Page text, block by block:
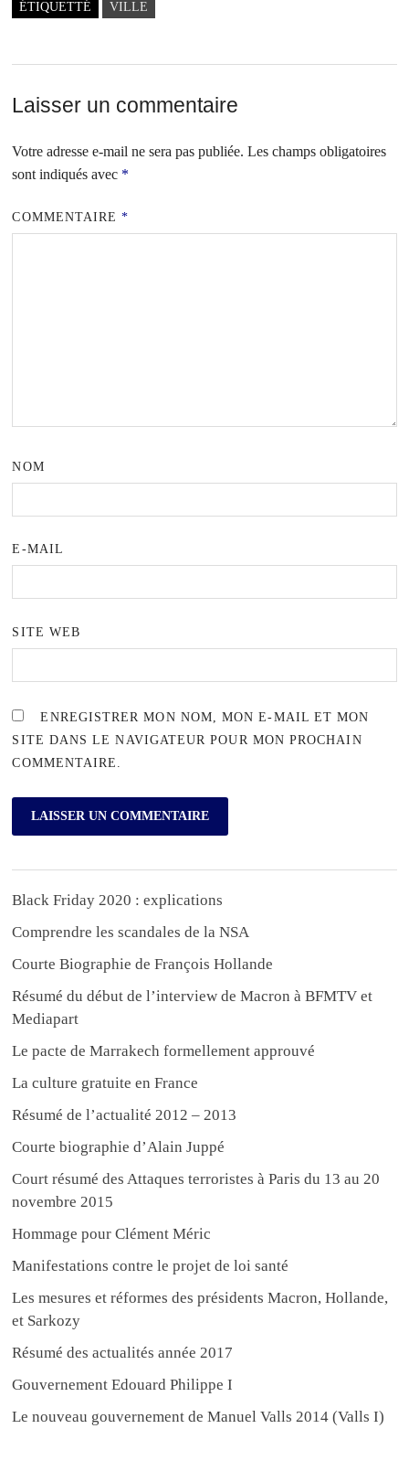
ÉTIQUETTÉ VILLE
Laisser un commentaire
Votre adresse e-mail ne sera pas publiée. Les champs obligatoires
sont indiqués avec *
COMMENTAIRE*
NOM
E-MAIL
SITE WEB
ENREGISTRER MON NOM, MON E-MAIL ET MON
SITE DANS LE NAVIGATEUR POUR MON PROCHAIN
COMMENTAIRE.
Black Friday 2020 : explications
Comprendre les scandales de la NSA
Courte Biographie de François Hollande
Résumé du début de l’interview de Macron à BFMTV et
Mediapart
Le pacte de Marrakech formellement approuvé
La culture gratuite en France
Résumé de l’actualité 2012 – 2013
Courte biographie d’Alain Juppé
Court résumé des Attaques terroristes à Paris du 13 au 20
novembre 2015
Hommage pour Clément Méric
Manifestations contre le projet de loi santé
Les mesures et réformes des présidents Macron, Hollande,
et Sarkozy
Résumé des actualités année 2017
Gouvernement Edouard Philippe I
Le nouveau gouvernement de Manuel Valls 2014 (Valls I)